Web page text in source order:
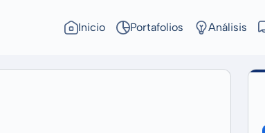
Inicio Portafolios Análisis